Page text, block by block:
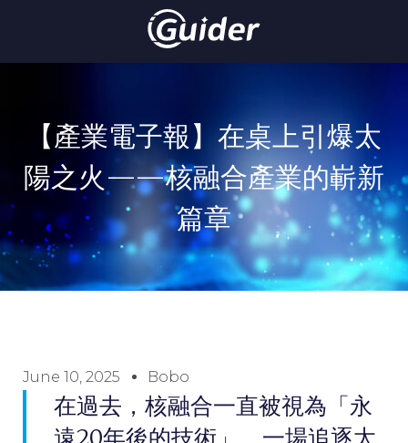
【產業電子報】在桌上引爆太
陽之火——核融合產業的嶄新
篇章
June 10, 2025 Bobo
在過去，核融合一直被視為「永